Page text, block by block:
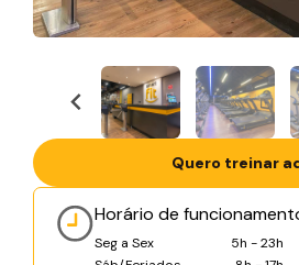
Horário de
Seg a Sex
5h - 23h
Quero treinar